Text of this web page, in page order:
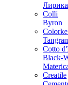
Лирика
Colli
Byron
Cotto
Black-
Creatile